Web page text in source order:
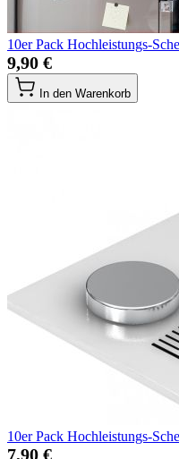
10er Pack Hochleistungs-
9,90 €
In den Warenkorb
10er Pack Hochleistungs-
7,90 €